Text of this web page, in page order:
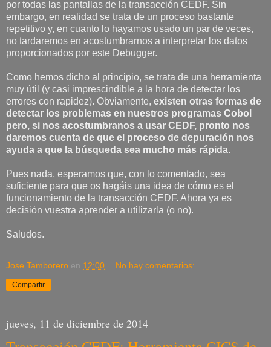
por todas las pantallas de la transacción CEDF. Sin
embargo, en realidad se trata de un proceso bastante
repetitivo y, en cuanto lo hayamos usado un par de veces,
no tardaremos en acostumbrarnos a interpretar los datos
proporcionados por este Debugger.
Como hemos dicho al principio, se trata de una herramienta
muy útil (y casi imprescindible a la hora de detectar los
errores con rapidez). Obviamente, existen otras formas de
detectar los problemas en nuestros programas Cobol
pero, si nos acostumbranos a usar CEDF, pronto nos
daremos cuenta de que el proceso de depuración nos
ayuda a que la búsqueda sea mucho más rápida.
Pues nada, esperamos que, con lo comentado, sea
suficiente para que os hagáis una idea de cómo es el
funcionamiento de la transacción CEDF. Ahora ya es
decisión vuestra aprender a utilizarla (o no).
Saludos.
Jose Tamborero en 12:00 No hay comentarios:
Compartir
jueves, 11 de diciembre de 2014